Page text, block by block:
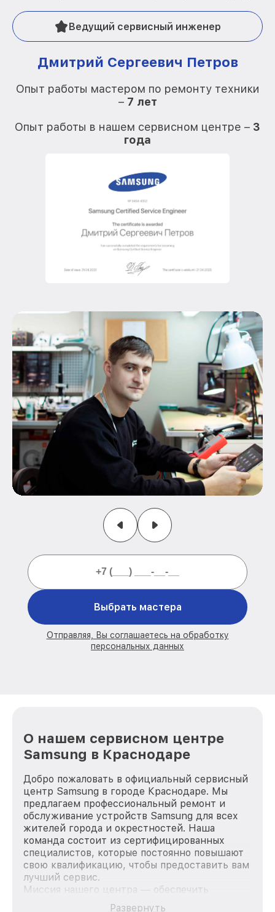
Ведущий сервисный инженер
Дмитрий Сергеевич Петров
Опыт работы мастером по ремонту техники
– 7 лет
Опыт работы в нашем сервисном центре – 3
года
Выбрать мастера
Отправляя, Вы соглашаетесь на обработку
персональных данных
О нашем сервисном центре
Samsung в Краснодаре
Добро пожаловать в официальный сервисный
центр Samsung в городе Краснодаре. Мы
предлагаем профессиональный ремонт и
обслуживание устройств Samsung для всех
жителей города и окрестностей. Наша
команда состоит из сертифицированных
специалистов, которые постоянно повышают
свою квалификацию, чтобы предоставить вам
лучший сервис.
Миссия нашего центра — обеспечить
качественный и доступный ремонт для
Развернуть